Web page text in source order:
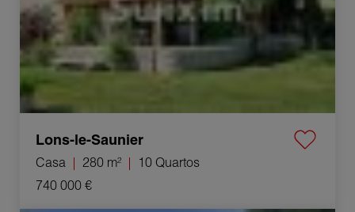
Lons-le-Saunier
Casa 280 m²
10 Quartos
740 000 €